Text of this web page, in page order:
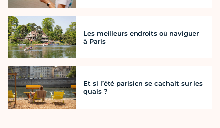
Les meilleurs endroits où naviguer
à Paris
Et si l’été parisien se cachait sur les
quais ?